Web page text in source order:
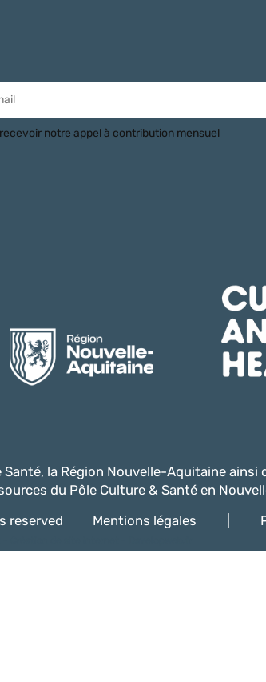
notre appel à contribution mensuel
Santé, la Région Nouvelle-Aquitaine
du Pôle Culture & Santé en
reserved
Mentions légales